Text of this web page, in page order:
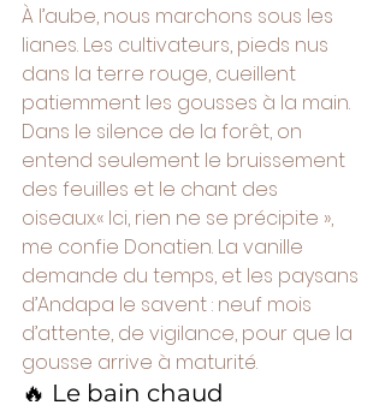
À l’aube, nous marchons sous les
lianes. Les cultivateurs, pieds nus
dans la terre rouge, cueillent
patiemment les gousses à la main.
Dans le silence de la forêt, on
entend seulement le bruissement
des feuilles et le chant des
oiseaux.« Ici, rien ne se précipite »,
me confie Donatien. La vanille
demande du temps, et les paysans
d’Andapa le savent : neuf mois
d’attente, de vigilance, pour que la
gousse arrive à maturité.
🔥 Le bain chaud